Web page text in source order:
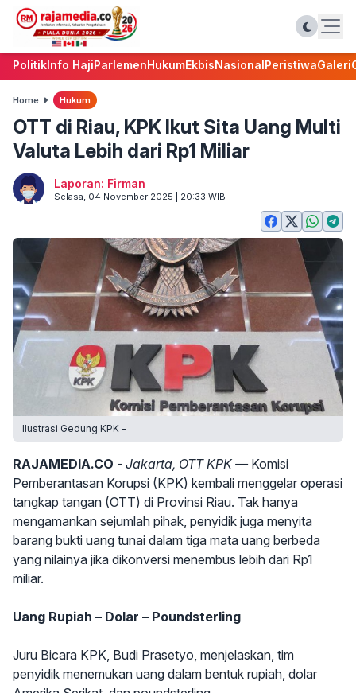
PolitikInfo HajiParlemenHukumEkbisNasionalPeristiwaGaleri
Home Hukum
OTT di Riau, KPK Ikut Sita Uang Multi
Valuta Lebih dari Rp1 Miliar
Laporan: Firman
Selasa, 04 November 2025 | 20:33 WIB
Ilustrasi Gedung KPK -
RAJAMEDIA.CO - Jakarta, OTT KPK — Komisi
Pemberantasan Korupsi (KPK) kembali menggelar operasi
tangkap tangan (OTT) di Provinsi Riau. Tak hanya
mengamankan sejumlah pihak, penyidik juga menyita
barang bukti uang tunai dalam tiga mata uang berbeda
yang nilainya jika dikonversi menembus lebih dari Rp1
miliar.
Uang Rupiah – Dolar – Poundsterling
Juru Bicara KPK, Budi Prasetyo, menjelaskan, tim
penyidik menemukan uang dalam bentuk rupiah, dolar